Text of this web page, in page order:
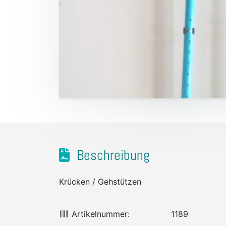
Beschreibung
Krücken / Gehstützen
Artikelnummer: 1189